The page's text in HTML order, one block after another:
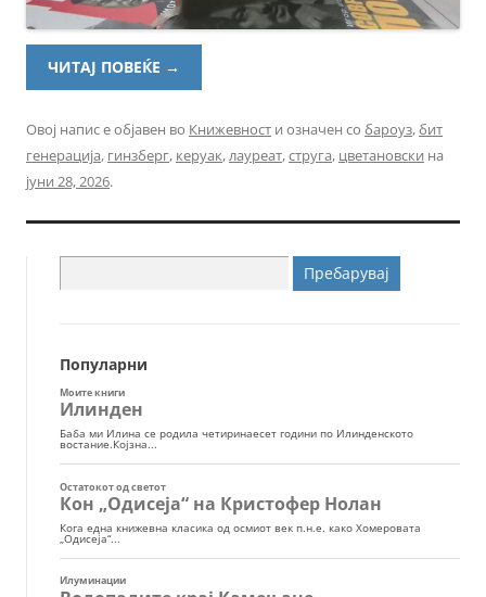
ЧИТАЈ ПОВЕЌЕ →
Овој напис е објавен во Книжевност и означен со бароуз,бит
генерација, гинзберг, керуак,лауреат,струга, цветановски на
јуни 28, 2026.
за:
Популарни